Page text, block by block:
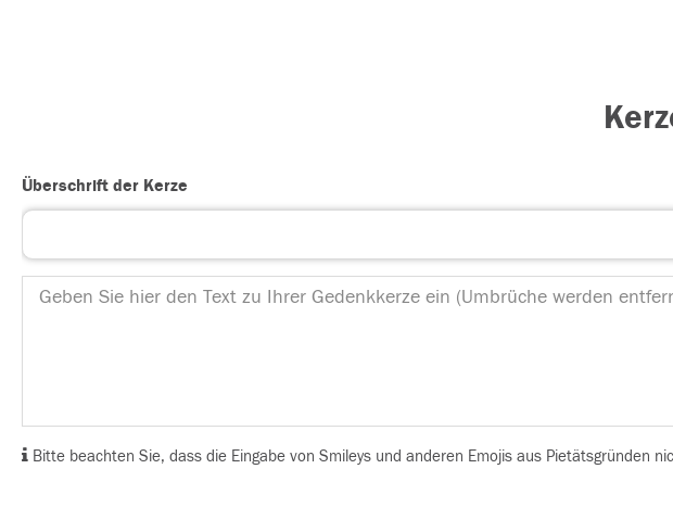
Überschrift der Kerze
Bitte beachten Sie, dass die Eingabe von Smileys und anderen Emojis aus Pietätsgründen